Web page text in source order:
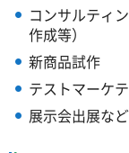
コンサルティ
作成等）
新商品試作
テストマーケ
展示会出展など